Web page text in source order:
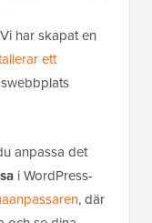
har skapat en
ett
anpassa det
i WordPress-
, där